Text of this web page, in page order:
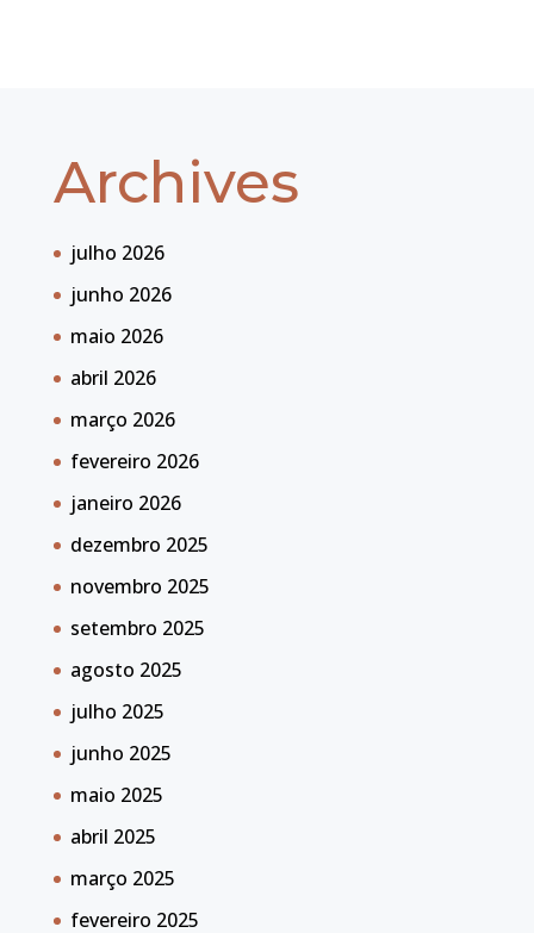
Archives
julho 2026
junho 2026
maio 2026
abril 2026
março 2026
fevereiro 2026
janeiro 2026
dezembro 2025
novembro 2025
setembro 2025
agosto 2025
julho 2025
junho 2025
maio 2025
abril 2025
março 2025
fevereiro 2025